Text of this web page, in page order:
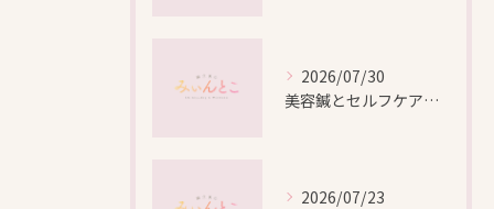
2026/07/30
美容鍼とセルフケアで叶える愛知県名古屋市北区米が瀬町の新しい美しさ
2026/07/23